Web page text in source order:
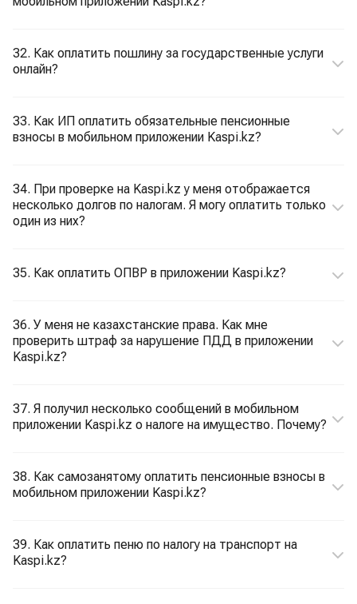
32. Как оплатить пошлину за государственные услуги
онлайн?
33. Как ИП оплатить обязательные пенсионные
взносы в мобильном приложении Kaspi.kz?
34. При проверке на Kaspi.kz у меня отображается
несколько долгов по налогам. Я могу оплатить только
один из них?
35. Как оплатить ОПВР в приложении Kaspi.kz?
36. У меня не казахстанские права. Как мне
проверить штраф за нарушение ПДД в приложении
Kaspi.kz?
37. Я получил несколько сообщений в мобильном
приложении Kaspi.kz о налоге на имущество. Почему?
38. Как самозанятому оплатить пенсионные взносы в
мобильном приложении Kaspi.kz?
39. Как оплатить пеню по налогу на транспорт на
Kaspi.kz?